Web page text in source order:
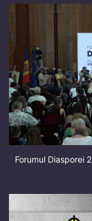
Forumul Diasporei